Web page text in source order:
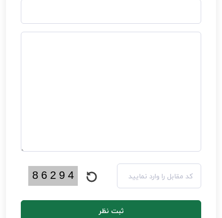
ثبت نظر